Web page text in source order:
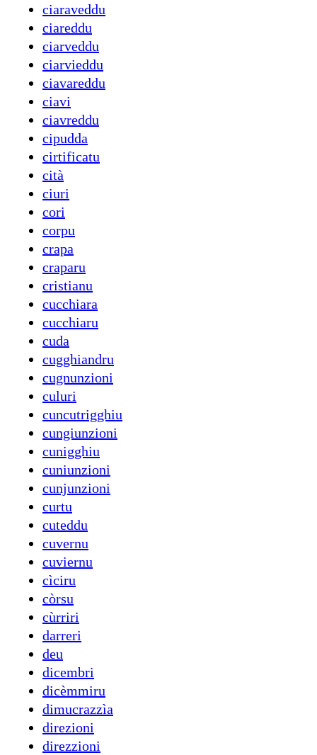
ciaraveddu
ciareddu
ciarveddu
ciarvieddu
ciavareddu
ciavi
ciavreddu
cipudda
cirtificatu
cità
ciuri
cori
corpu
crapa
craparu
cristianu
cucchiara
cucchiaru
cuda
cugghiandru
cugnunzioni
culuri
cuncutrigghiu
cungiunzioni
cunigghiu
cuniunzioni
cunjunzioni
curtu
cuteddu
cuvernu
cuviernu
cìciru
còrsu
cùrriri
darreri
deu
dicembri
dicèmmiru
dimucrazzìa
direzioni
direzzioni